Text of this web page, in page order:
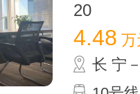
20
4.48 万
长 宁